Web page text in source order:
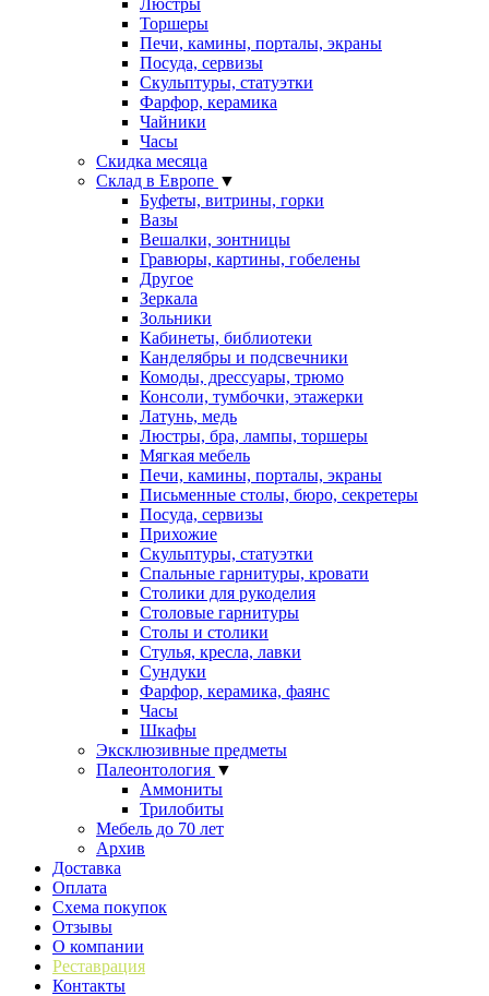
Люстры
Торшеры
Печи, камины, порталы, экраны
Посуда, сервизы
Скульптуры, статуэтки
Фарфор, керамика
Чайники
Часы
Скидка месяца
Склад в Европе ▼
Буфеты, витрины, горки
Вазы
Вешалки, зонтницы
Гравюры, картины, гобелены
Другое
Зеркала
Зольники
Кабинеты, библиотеки
Канделябры и подсвечники
Комоды, дрессуары, трюмо
Консоли, тумбочки, этажерки
Латунь, медь
Люстры, бра, лампы, торшеры
Мягкая мебель
Печи, камины, порталы, экраны
Письменные столы, бюро, секретеры
Посуда, сервизы
Прихожие
Скульптуры, статуэтки
Спальные гарнитуры, кровати
Столики для рукоделия
Столовые гарнитуры
Столы и столики
Стулья, кресла, лавки
Сундуки
Фарфор, керамика, фаянс
Часы
Шкафы
Эксклюзивные предметы
Палеонтология ▼
Аммониты
Трилобиты
Мебель до 70 лет
Архив
Доставка
Оплата
Схема покупок
Отзывы
О компании
Реставрация
Контакты